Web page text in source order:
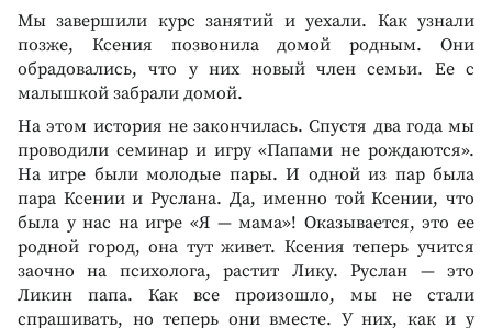
Мы завершили курс занятий и уехали. Как узнали
позже, Ксения позвонила домой родным. Они
обрадовались, что у них новый член семьи. Ее с
малышкой забрали домой.
На этом история не закончилась. Спустя два года мы
проводили семинар и игру «Папами не рождаются».
На игре были молодые пары. И одной из пар была
пара Ксении и Руслана. Да, именно той Ксении, что
была у нас на игре «Я — мама»! Оказывается, это ее
родной город, она тут живет. Ксения теперь учится
заочно на психолога, растит Лику. Руслан — это
Ликин папа. Как все произошло, мы не стали
спрашивать, но теперь они вместе. У них, как и у